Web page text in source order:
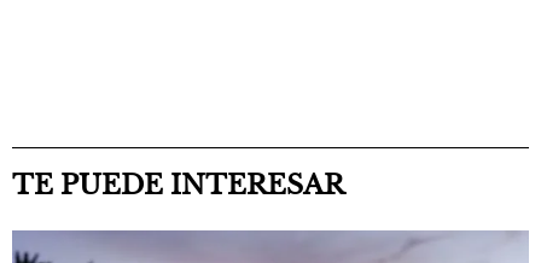
TE PUEDE INTERESAR